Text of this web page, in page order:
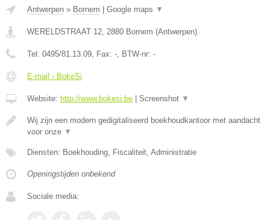
Antwerpen » Bornem Google maps ▼
WERELDSTRAAT 12, 2880 Bornem (Antwerpen)
Tel: 0495/81.13.09, Fax: -, BTW-nr: -
E-mail › BokeSi
Website: http://www.bokesi.be Screenshot ▼
Wij zijn een modern gedigitaliseerd boekhoudkantoor met aandacht
voor onze ▼
Diensten: Boekhouding, Fiscaliteit, Administratie
Openingstijden onbekend
Sociale media: